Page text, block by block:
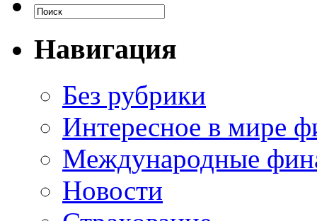
Навигация
Без рубрики
Интересное в мире
Международные
Новости